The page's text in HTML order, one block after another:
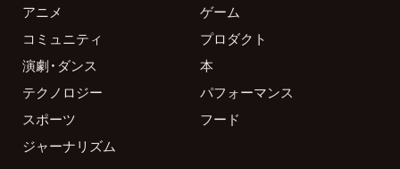
アニメ
ゲーム
コミュニティ
プロダクト
演劇・ダンス
本
テクノロジー
パフォーマンス
スポーツ
フード
ジャーナリズム